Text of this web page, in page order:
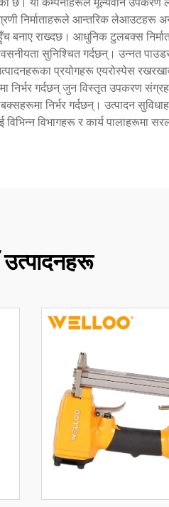
निर्माताहरूले आन्तरिक लेआउटहरू
बनाए राख्दछ। आधुनिक टुलबक्स
सुनिश्चित गर्दछन्। उन्नत
प्रयोगहरू एयरोस्पेस
गर्दछन् जुन विस्तृत उपकरण
निर्भर गर्दछन्। उत्पादन
विभिन्न विभागहरू र कार्य पालाहरूमा
उत्पादनहरू